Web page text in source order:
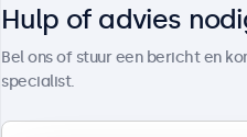
Hulp of advies
Bel ons of stuur een bericht en
specialist.